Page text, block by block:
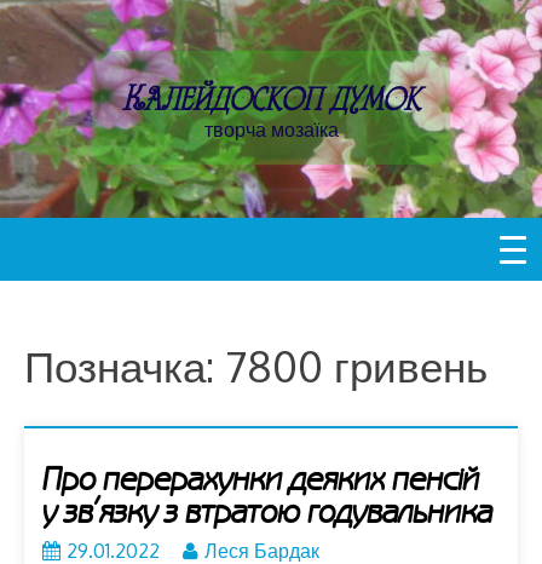
Пропустити
контент
Калейдоскоп думок
творча мозаїка
Позначка: 7800 гривень
Про перерахунки деяких пенсій
у зв’язку з втратою годувальника
29.01.2022
Леся Бардак